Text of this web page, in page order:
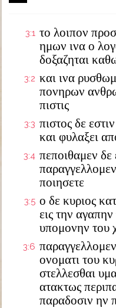
3:1 το λοιπον
ημων ινα ο
δοξαζηται
3:2 και ινα
πονηρων
πιστις
3:3 πιστος δε
και φυλαξει
3:4 πεποιθαμεν δε
ποιησετε
3:5 ο δε κυριος
εις την αγαπην
υπομονην του
3:6
ονοματι του
στελλεσθαι
ατακτως
παραδοσιν ην